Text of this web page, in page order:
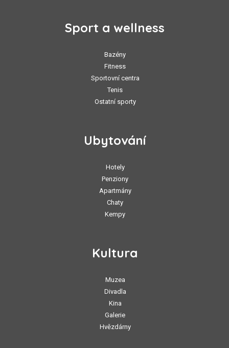
Sport a wellness
Bazény
Fitness
Sportovní centra
Tenis
Ostatní sporty
Ubytování
Hotely
Penziony
Apartmány
Chaty
Kempy
Kultura
Muzea
Divadla
Kina
Galerie
Hvězdárny